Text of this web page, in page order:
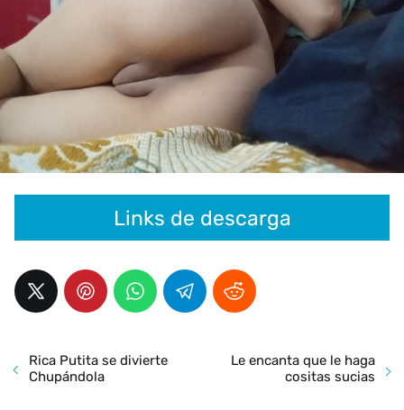
Links de descarga
Rica Putita se divierte
Chupándola
Le encanta que le haga
cositas sucias